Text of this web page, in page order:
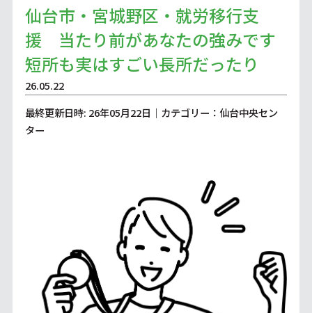
仙台市・宮城野区・就労移行支
援 当たり前があなたの強みです
短所も実はすごい長所だったり
26.05.22
最終更新日時: 26年05月22日｜カテゴリー：仙台中央セン
ター